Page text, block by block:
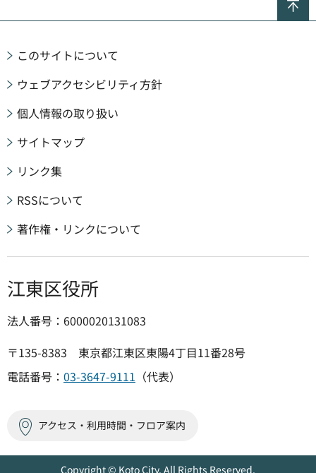
このサイトについて
ウェブアクセシビリティ方針
個人情報の取り扱い
サイトマップ
リンク集
RSSについて
著作権・リンクについて
江東区役所
法人番号：6000020131083
〒135-8383 東京都江東区東陽4丁目11番28号
電話番号： 03-3647-9111 （代表）
アクセス・利用時間・フロア案内
Copyright © Koto City. All Rights Reserved.